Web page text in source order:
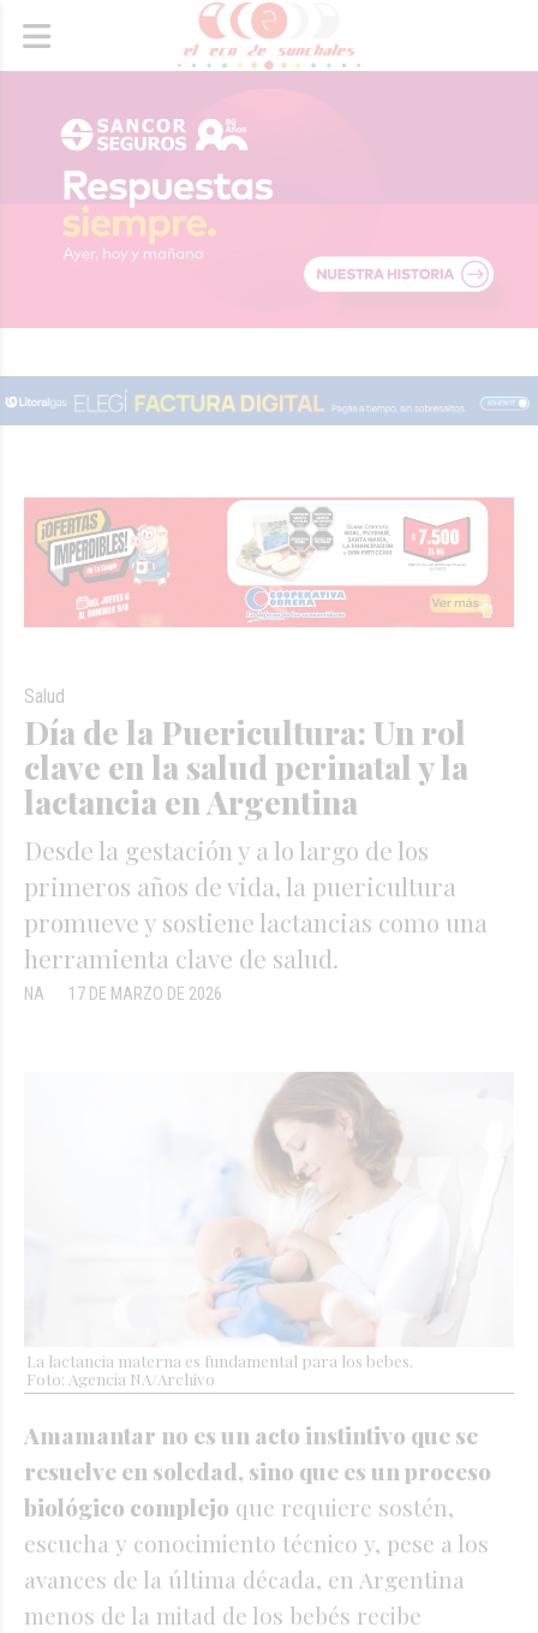
Día de la Puericultura: Un rol
clave en la salud perinatal y la
lactancia en Argentina
Desde la gestación y a lo largo de los
primeros años de vida, la puericultura
promueve y sostiene lactancias como una
herramienta clave de salud.
Salud
17 DE MARZO DE 2026
NA
La lactancia materna es fundamental para los bebes.
Foto: Agencia NA/Archivo
Amamantar no es un acto instintivo que se
resuelve en soledad, sino que es un proceso
biológico complejo que requiere sostén,
escucha y conocimiento técnico y, pese a los
avances de la última década, en Argentina
menos de la mitad de los bebés recibe